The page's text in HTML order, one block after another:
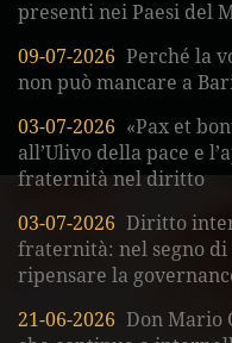
presenti nei Paesi del
09-07-2026 Perché la
non può mancare a
03-07-2026 «Pax et
all’Ulivo della pace e
fraternità nel diritto
03-07-2026 Diritto
fraternità: nel segno di
ripensare la
21-06-2026 Don Mario